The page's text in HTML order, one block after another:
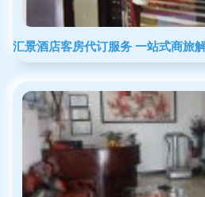
汇景酒店客房代订服务 一站式商旅